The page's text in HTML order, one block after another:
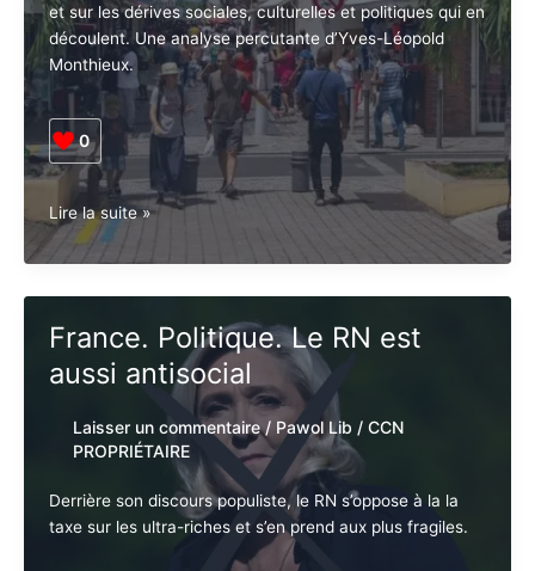
et sur les dérives sociales, culturelles et politiques qui en
découlent. Une analyse percutante d’Yves-Léopold
Monthieux.
0
Martinique.
Société.
A
autorité
morale
Lire la suite »
France. Politique. Le RN est
aussi antisocial
Laisser un commentaire / Pawol Lib / CCN
PROPRIÉTAIRE
Derrière son discours populiste, le RN s’oppose à la la
taxe sur les ultra-riches et s’en prend aux plus fragiles.